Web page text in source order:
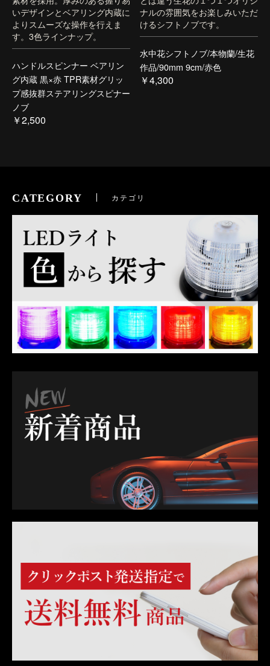
いデザインとベアリング内蔵に
よりスムーズな操作を行えま
す。3色ラインナップ。
ハンドルスピンナー ベアリン
グ内蔵 黒×赤 TPR素材グリッ
プ感抜群ステアリングスピナー
ノブ
￥2,500
ナルの雰囲気をお楽しみいただ
けるシフトノブです。
水中花シフトノブ/本物蘭/生花
作品/90mm 9cm/赤色
￥4,300
CATEGORY カテゴリ